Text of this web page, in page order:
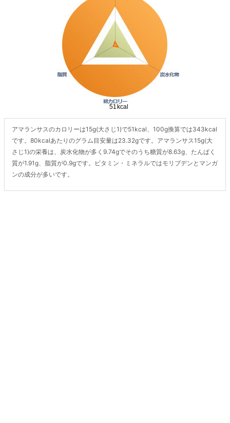
アマランサスのカロリーは15g(大さじ1)で51kcal、100g換算では343kcal
です。80kcalあたりのグラム目安量は23.32gです。アマランサス15g(大
さじ1)の栄養は、炭水化物が多く9.74gでそのうち糖質が8.63g、たんぱく
質が1.91g、脂質が0.9gです。ビタミン・ミネラルではモリブデンとマンガ
ンの成分が多いです。